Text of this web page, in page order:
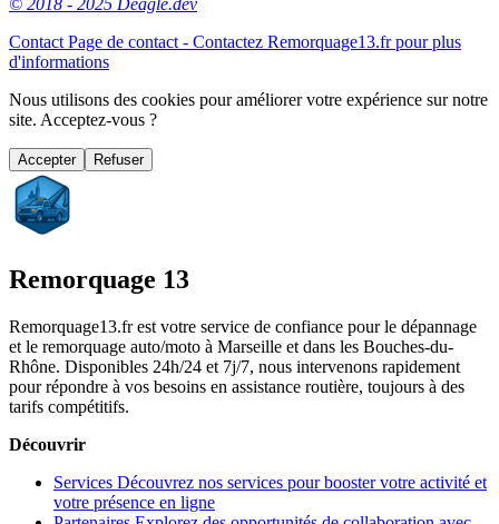
© 2018 - 2025 Deagle.dev
Contact Page de contact - Contactez Remorquage13.fr pour plus
d'informations
Nous utilisons des cookies pour améliorer votre expérience sur notre
site. Acceptez-vous ?
Accepter Refuser
Remorquage 13
Remorquage13.fr est votre service de confiance pour le dépannage
et le remorquage auto/moto à Marseille et dans les Bouches-du-
Rhône. Disponibles 24h/24 et 7j/7, nous intervenons rapidement
pour répondre à vos besoins en assistance routière, toujours à des
tarifs compétitifs.
Découvrir
Services Découvrez nos services pour booster votre activité et
votre présence en ligne